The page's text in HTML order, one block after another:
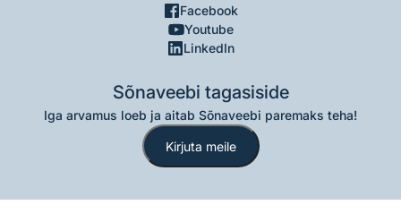
Facebook
Youtube
LinkedIn
Sõnaveebi tagasiside
Iga arvamus loeb ja aitab Sõnaveebi paremaks teha!
Kirjuta meile